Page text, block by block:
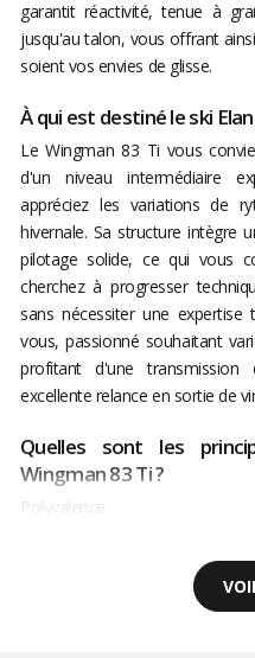
garantit réactivité, tenue à
jusqu'au talon, vous offrant
soient vos envies de glisse.
À qui est destiné le ski
Le Wingman 83 Ti vous
d'un niveau intermédiaire
appréciez les variations de
hivernale. Sa structure intègre
pilotage solide, ce qui vous
cherchez à progresser
sans nécessiter une expertise
vous, passionné souhaitant
profitant d'une
excellente relance en sortie de
Quelles sont les
Wingman 83 Ti ?
Polyvalence